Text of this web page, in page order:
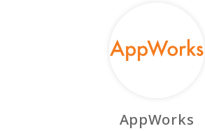
AppWorks